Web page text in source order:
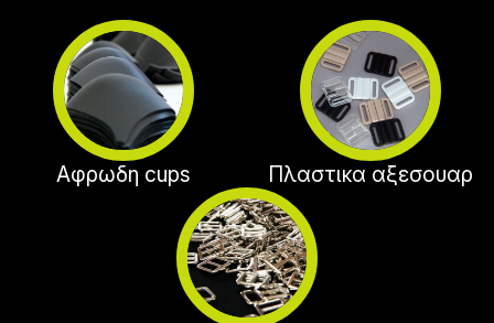
Αφρωδη cups Πλαστικα αξεσουαρ